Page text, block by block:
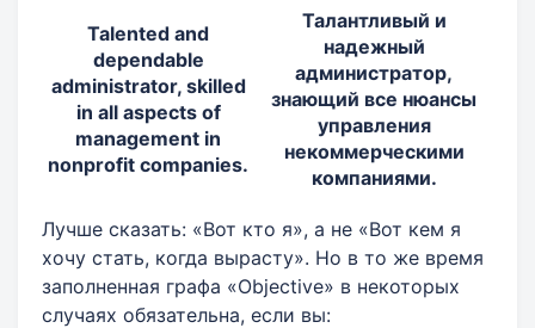
Talented and
dependable
administrator, skilled
in all aspects of
management in
nonprofit companies.
Талантливый и
надежный
администратор,
знающий все нюансы
управления
некоммерческими
компаниями.
Лучше сказать: «Вот кто я», а не «Вот кем я
хочу стать, когда вырасту». Но в то же время
заполненная графа «Objective» в некоторых
случаях обязательна, если вы: